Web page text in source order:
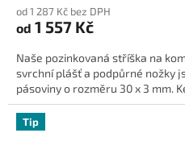
od 1 287 Kč bez DPH
od 1 557 Kč
Naše pozinkovaná stříška na
svrchní plášť a podpůrné nožky
pásoviny o rozměru 30 x 3 mm.
Tip